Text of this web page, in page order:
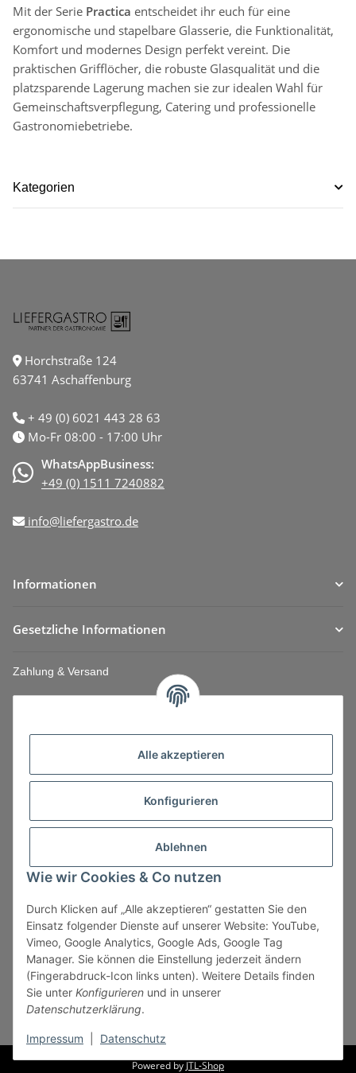
Alle akzeptieren
Konfigurieren
Ablehnen
Wie wir Cookies & Co nutzen
Durch Klicken auf „Alle akzeptieren“ gestatten Sie den
Einsatz folgender Dienste auf unserer Website: YouTube,
Vimeo, Google Analytics, Google Ads, Google Tag
Manager. Sie können die Einstellung jederzeit ändern
(Fingerabdruck-Icon links unten). Weitere Details finden
Sie unter Konfigurieren und in unserer
Datenschutzerklärung.
Impressum Datenschutz
Mit der Serie Practica entscheidet ihr euch für eine
ergonomische und stapelbare Glasserie, die Funktionalität,
Komfort und modernes Design perfekt vereint. Die
praktischen Grifflöcher, die robuste Glasqualität und die
platzsparende Lagerung machen sie zur idealen Wahl für
Gemeinschaftsverpflegung, Catering und professionelle
Gastronomiebetriebe.
Kategorien
Horchstraße 124
63741 Aschaffenburg
+ 49 (0) 6021 443 28 63
Mo-Fr 08:00 - 17:00 Uhr
WhatsAppBusiness:
+49 (0) 1511 7240882
info@liefergastro.de
Informationen
Gesetzliche Informationen
Zahlung & Versand
Vertrag widerrufen
* Alle Preise zzgl. gesetzlicher USt., zzgl.
Powered by JTL-Shop